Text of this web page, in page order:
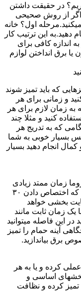
در حقیقت داشتن
از روش صحیحی
اول؟ خانه
دهید.به این ترتیب کار
اندازه کافی برای
برق انداختن لوازم
که باید تمیز شوند
و زمانی برای هر
به زمان لازم برای هر
کنید و مثلا چند
که به تدریج هر
بسیار خوبی به شما
انجام دهید بسیار
زمان ممتد زیادی
در اختیار داشته باشید.در حقیقت خواهید دید که اختصاص دادن ۳۰
بخشی خواهد
زمان ثابت مانند
در این فاصله میتوانید
آینه حمام را تمیز
برق بیاندازید.
کرده و یا به هر
اساسی و
تمیز کرده و نظافت